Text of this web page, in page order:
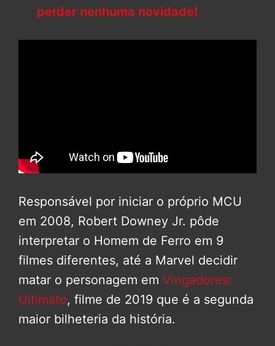
perder nenhuma novidade!
Responsável por iniciar o próprio MCU
em 2008, Robert Downey Jr. pôde
interpretar o Homem de Ferro em 9
filmes diferentes, até a Marvel decidir
matar o personagem em Vingadores:
Ultimato, filme de 2019 que é a segunda
maior bilheteria da história.